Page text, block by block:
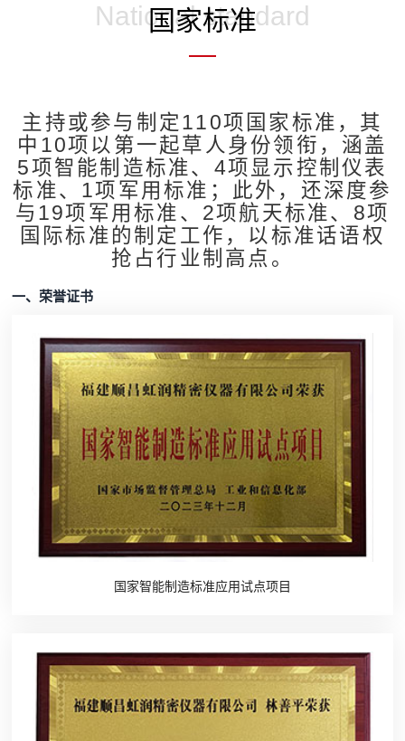
National standard
国家标准
主持或参与制定110项国家标准，其
中10项以第一起草人身份领衔，涵盖
5项智能制造标准、4项显示控制仪表
标准、1项军用标准；此外，还深度参
与19项军用标准、2项航天标准、8项
国际标准的制定工作，以标准话语权
抢占行业制高点。
一、荣誉证书
国家智能制造标准应用试点项目